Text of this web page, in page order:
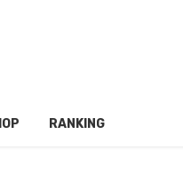
RANKING